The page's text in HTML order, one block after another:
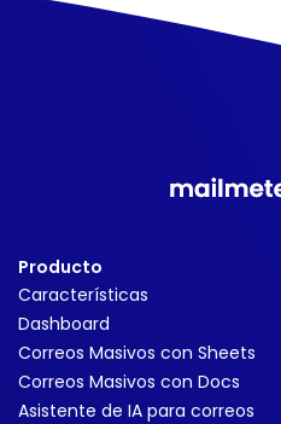
Producto
Características
Dashboard
Correos Masivos con Sheets
Correos Masivos con Docs
Asistente de IA para correos